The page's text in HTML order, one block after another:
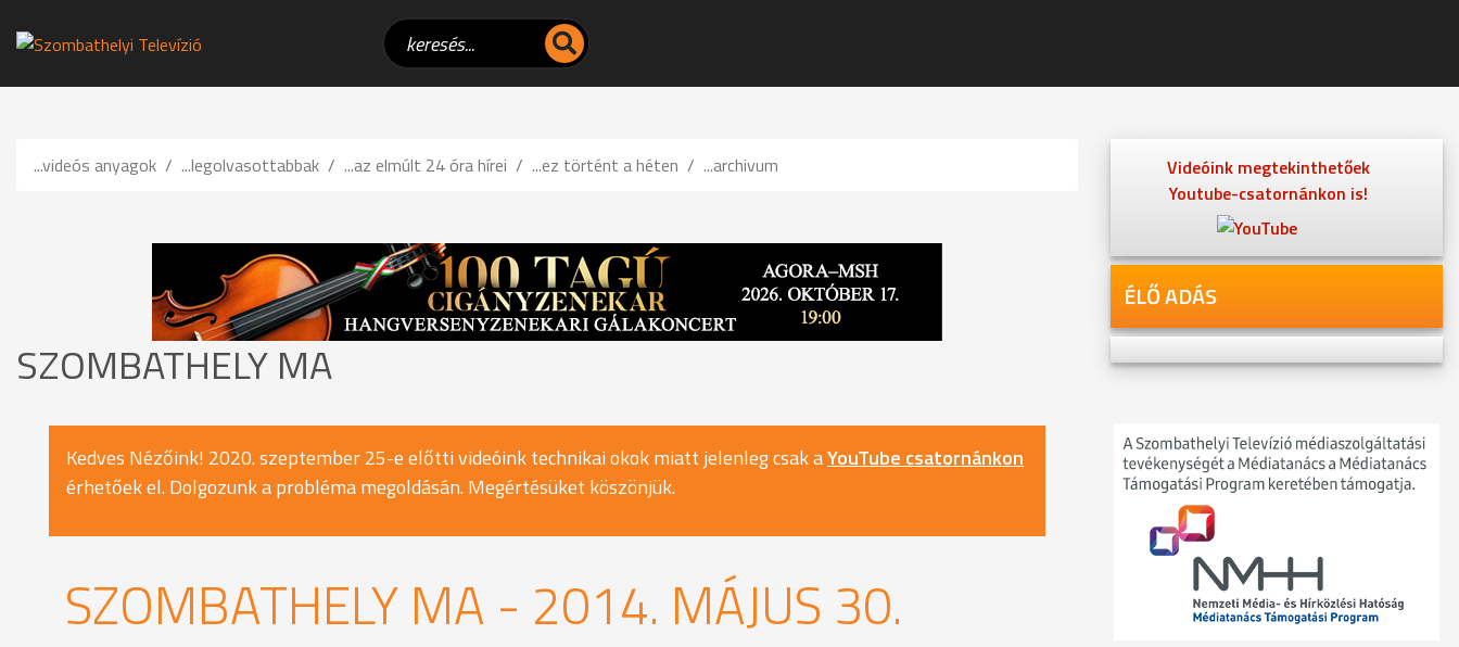
...videós anyagok ...legolvasottabbak ...az elmúlt 24 óra hírei ...ez történt a héten ...archivum
SZOMBATHELY MA
Kedves Nézőink! 2020. szeptember 25-e előtti videóink technikai okok miatt jelenleg csak aYouTube csatornánkon
érhetőek el. Dolgozunk a probléma megoldásán. Megértésüket köszönjük.
SZOMBATHELY MA - 2014. MÁJUS 30.
Videóink megtekinthetőek
Youtube-csatornánkon is!
ÉLŐ ADÁS